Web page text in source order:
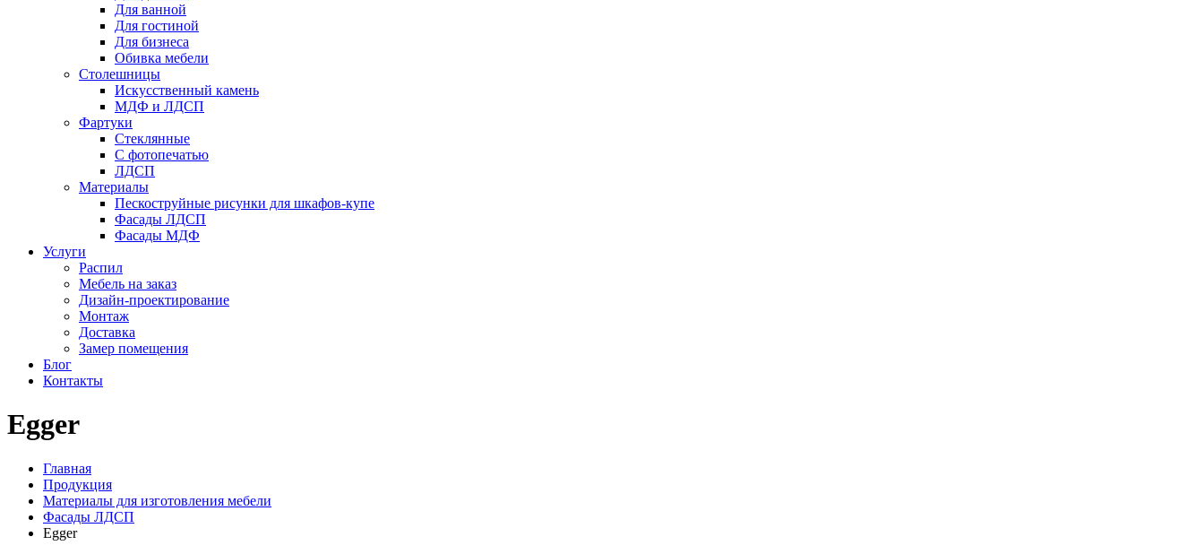
Для ванной
Для гостиной
Для бизнеса
Обивка мебели
Столешницы
Искусственный камень
МДФ и ЛДСП
Фартуки
Стеклянные
С фотопечатью
ЛДСП
Материалы
Пескоструйные рисунки для шкафов-купе
Фасады ЛДСП
Фасады МДФ
Услуги
Распил
Мебель на заказ
Дизайн-проектирование
Монтаж
Доставка
Замер помещения
Блог
Контакты
Egger
Главная
Продукция
Материалы для изготовления мебели
Фасады ЛДСП
Egger